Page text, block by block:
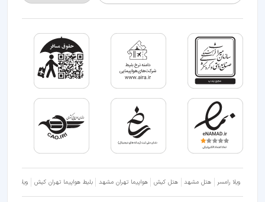
ویلا رامسر هتل مشهد هتل کیش هواپیما تهران مشهد بلیط هواپیما تهران کیش ویلا شمال